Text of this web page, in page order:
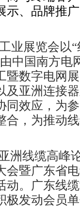
示、品牌推
业展览会以
中国南方电
暨数字电网
及亚洲连接
同效应，为
合，为推动
洲线缆高峰
会暨广东省
动。广东线
极发动会员